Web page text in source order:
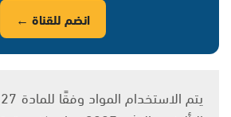
انضم للقناة ←